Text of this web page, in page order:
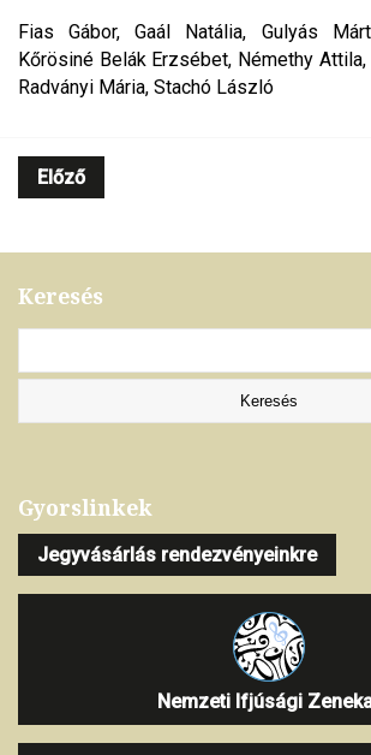
Fias Gábor, Gaál Natália, Gulyás
Kőrösiné Belák Erzsébet, Némethy
Radványi Mária, Stachó László
Előző
Keresés
Gyorslinkek
Jegyvásárlás rendezvényeinkre
Nemzeti Ifjúsági